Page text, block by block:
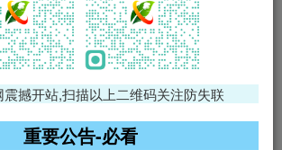
红包
腾讯轻量4核4G3M服务器38元/
震撼开站,扫描以上二维码关注防失联
重要公告-必看